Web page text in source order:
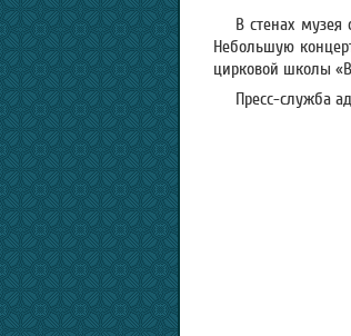
В стенах
Небольшую
цирковой школы
Пресс-служба